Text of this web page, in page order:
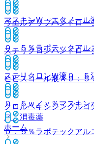
ウエルアップハンドロー
ステリクロンハンドロー
ヒビスコール液Ａ０．５
クロルヘキシジングルコ
ス」消毒薬
ホーム
マスキンＷ・エタノール
０．５％ラポテックアル
ステリクロンＷ液０．５
０．５ｗ／ｖ％マスキン
０．５％ラポテックアル